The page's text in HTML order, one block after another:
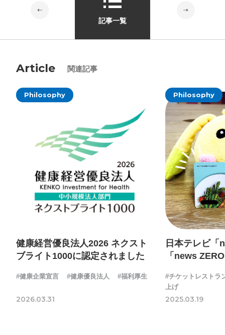
記事一覧
Article 関連記事
Philosophy
健康経営優良法人2026 ネクスト
ブライト1000に認定されました
#健康企業宣言 #健康優良法人 #福利厚生
2026.03.31
Philosophy
日本テレビ「
「news
#チケットレストラ
上げ
2025.03.19